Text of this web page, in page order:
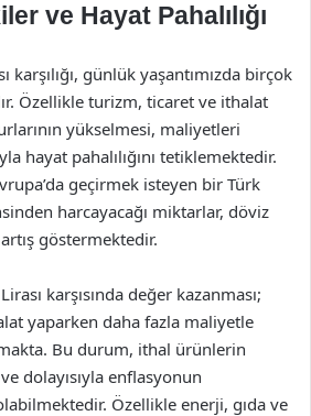
ve Hayat Pahalılığı
karşılığı, günlük yaşantımızda birçok
Özellikle turizm, ticaret ve ithalat
yükselmesi, maliyetleri
hayat pahalılığını tetiklemektedir.
geçirmek isteyen bir Türk
harcayacağı miktarlar, döviz
göstermektedir.
karşısında değer kazanması;
yaparken daha fazla maliyetle
Bu durum, ithal ürünlerin
dolayısıyla enflasyonun
Özellikle enerji, gıda ve